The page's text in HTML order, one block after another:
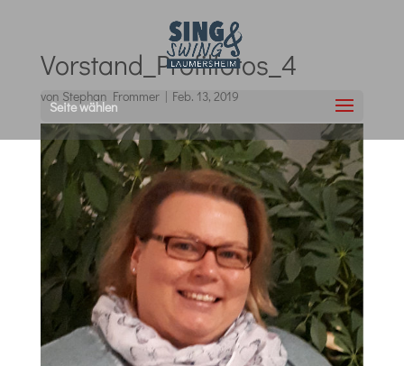
Seite wählen
Vorstand_Profilfotos_4
von Stephan Frommer| Feb. 13, 2019